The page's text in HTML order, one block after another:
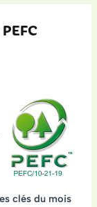
clés du mois